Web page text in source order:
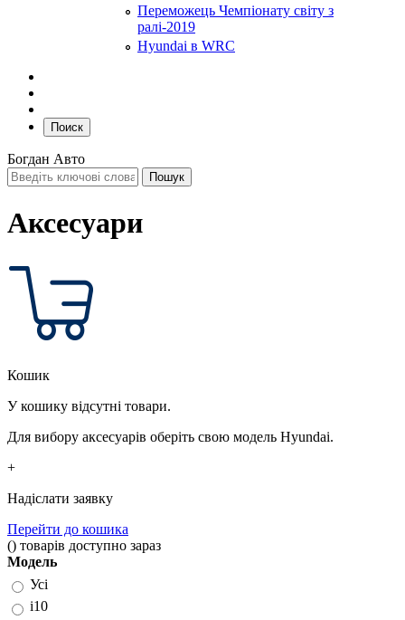
Переможець Чемпіонату світу з
ралі-2019
Hyundai в WRC
Поиск
Богдан Авто
Аксесуари
Кошик
У кошику відсутні товари.
Для вибору аксесуарів оберіть свою модель Hyundai.
+
Надіслати заявку
Перейти до кошика
() товарів доступно зараз
Модель
Усі
i10